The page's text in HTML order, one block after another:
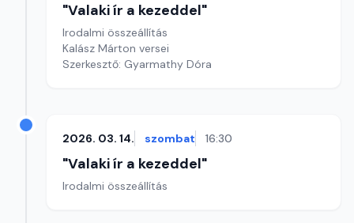
"Valaki ír a kezeddel"
Irodalmi összeállítás
Kalász Márton versei
Szerkesztő: Gyarmathy Dóra
2026. 03. 14. szombat 16:30
"Valaki ír a kezeddel"
Irodalmi összeállítás